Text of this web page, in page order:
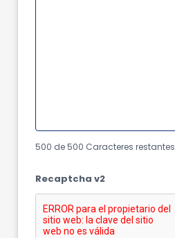
500 de 500 Caracteres restantes
Recaptcha v2